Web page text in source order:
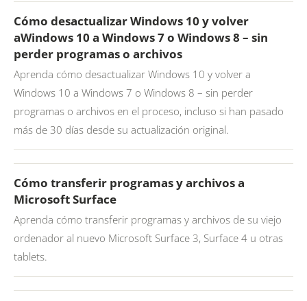
Cómo desactualizar Windows 10 y volver
aWindows 10 a Windows 7 o Windows 8 – sin
perder programas o archivos
Aprenda cómo desactualizar Windows 10 y volver a
Windows 10 a Windows 7 o Windows 8 – sin perder
programas o archivos en el proceso, incluso si han pasado
más de 30 días desde su actualización original.
Cómo transferir programas y archivos a
Microsoft Surface
Aprenda cómo transferir programas y archivos de su viejo
ordenador al nuevo Microsoft Surface 3, Surface 4 u otras
tablets.